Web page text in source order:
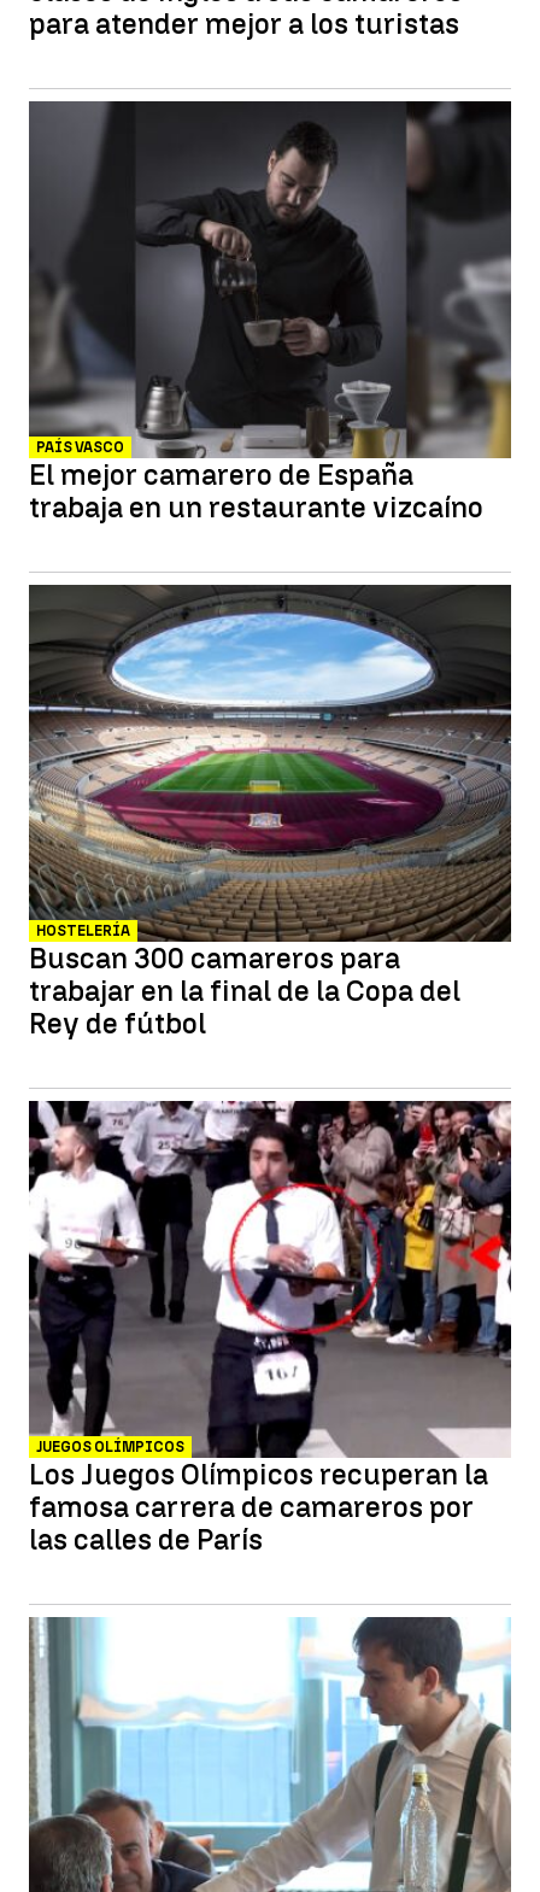
para atender mejor a los turistas
PAÍS VASCO
El mejor camarero de España
trabaja en un restaurante vizcaíno
HOSTELERÍA
Buscan 300 camareros para
trabajar en la final de la Copa del
Rey de fútbol
JUEGOS OLÍMPICOS
Los Juegos Olímpicos recuperan la
famosa carrera de camareros por
las calles de París